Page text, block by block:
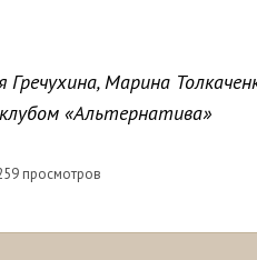
Гречухина, Марина
«Альтернатива»
просмотров